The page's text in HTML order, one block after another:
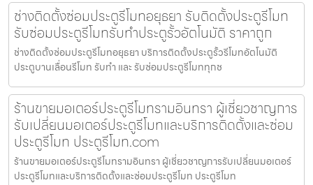
ช่างติดตั้งซ่อมประตูรีโมทอยุธยา รับติดตั้งประตูรีโมท
รับซ่อมประตูรีโมทรับทำประตูรั้วอัตโนมัติ ราคาถูก
ช่างติดตั้งซ่อมประตูรีโมทอยุธยา บริการติดตั้งประตูรั้วรีโมทอัตโนมัติ
ประตูบานเลื่อนรีโมท รับทำ และ รับซ่อมประตูรีโมททุกช
ร้านขายมอเตอร์ประตูรีโมทรามอินทรา ผู้เชี่ยวชาญการ
รับเปลี่ยนมอเตอร์ประตูรีโมทและบริการติดตั้งและซ่อม
ประตูรีโมท ประตูรีโมท.com
ร้านขายมอเตอร์ประตูรีโมทรามอินทรา ผู้เชี่ยวชาญการรับเปลี่ยนมอเตอร์
ประตูรีโมทและบริการติดตั้งและซ่อมประตูรีโมท ประตูรีโมท